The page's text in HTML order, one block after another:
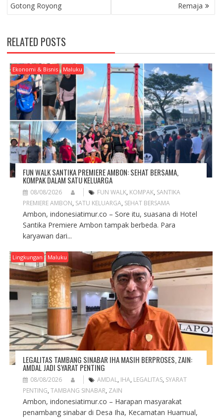
N
V
I
G
A
T
O
Gotong Royong Remaja
RELATED POSTS
Ekonomi & Bisnis Maluku
FUN WALK SANTIKA PREMIERE AMBON: SEHAT BERSAMA,
KOMPAK DALAM SATU KELUARGA
08/08/2026 FUN WALK, KOMPAK, SANTIKA
PREMIERE AMBON, SATU KELUARGA, SEHAT BERSAMA
Ambon, indonesiatimur.co – Sore itu, suasana di Hotel
Santika Premiere Ambon tampak berbeda. Para
karyawan dari...
Lingkungan Maluku
LEGALITAS TAMBANG SINABAR IHA MASIH BERPROSES, ZAIN:
AMDAL JADI SYARAT PENTING
08/08/2026 AMDAL, IHA, LEGALITAS, SYARAT
PENTING, TAMBANG SINABAR, ZAIN
Ambon, indonesiatimur.co – Harapan masyarakat
penambang sinabar di Desa Iha, Kecamatan Huamual,